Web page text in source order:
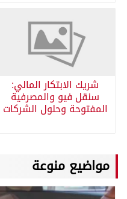
شريك الابتكار المالي:
سنقل فيو والمصرفية
المفتوحة وحلول الشركات
مواضيع منوعة